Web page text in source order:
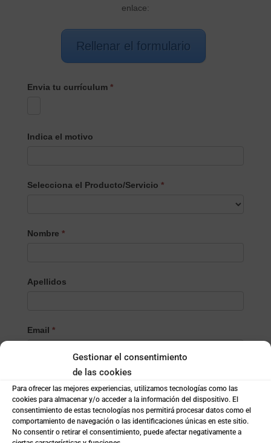
Gestionar el consentimiento
de las cookies
Para ofrecer las mejores experiencias, utilizamos tecnologías como las
cookies para almacenar y/o acceder a la información del dispositivo. El
consentimiento de estas tecnologías nos permitirá procesar datos como el
comportamiento de navegación o las identificaciones únicas en este sitio.
No consentir o retirar el consentimiento, puede afectar negativamente a
enlace:
Rellenar el formulario
Envia tu currículum *
Indica el motivo
Selecciona el Producto/Servicio *
el
Nombre *
Apellidos
Email *
Localidad*